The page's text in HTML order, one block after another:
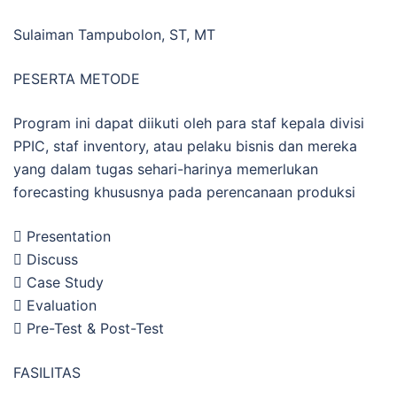
Sulaiman Tampubolon, ST, MT
PESERTA METODE
Program ini dapat diikuti oleh para staf kepala divisi
PPIC, staf inventory, atau pelaku bisnis dan mereka
yang dalam tugas sehari-harinya memerlukan
forecasting khususnya pada perencanaan produksi
 Presentation
 Discuss
 Case Study
 Evaluation
 Pre-Test & Post-Test
FASILITAS